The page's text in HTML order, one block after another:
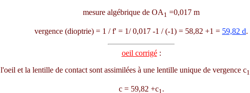
mesure algébrique de OA 1 =0,017 m
vergence (dioptrie) = 1 / f' = 1/ 0,017 -1 / (-1) = 58,82 +1 = 59,82 d.
oeil corrigé:
l'oeil et la lentille de contact sont assimilées à une lentille unique de vergence c1
c = 59,82 +c .